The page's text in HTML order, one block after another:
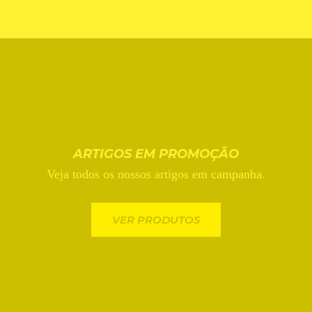
ARTIGOS EM PROMOÇÃO
Veja todos os nossos artigos em campanha.
VER PRODUTOS